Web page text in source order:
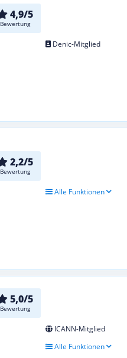
4,9/5
Bewertung
Denic-Mitglied
2,2/5
Bewertung
Alle Funktionen
5,0/5
Bewertung
ICANN-Mitglied
Alle Funktionen